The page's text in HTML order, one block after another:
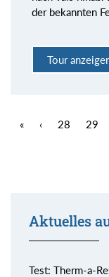
der bekannten
Tour
« ‹ 28 29
Aktuelles
Test: Therm-a-